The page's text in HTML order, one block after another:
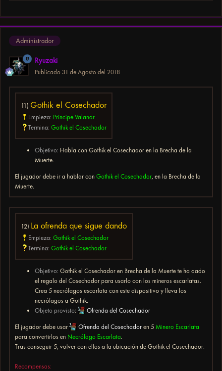
Administrador
Ryuzaki
Publicado 31 de Agosto del 2018
11) Gothik el Cosechador
Empieza: Príncipe Valanar
Termina: Gothik el Cosechador
Objetivo: Habla con Gothik el Cosechador en la Brecha de la
Muerte.
El jugador debe ir a hablar con Gothik el Cosechador, en la Brecha de la
Muerte.
12) La ofrenda que sigue dando
Empieza: Gothik el Cosechador
Termina: Gothik el Cosechador
Objetivo: Gothik el Cosechador en Brecha de la Muerte te ha dado
el regalo del Cosechador para usarlo con los mineros escarlatas.
Crea 5 necrófagos escarlata con este dispositivo y lleva los
necrófagos a Gothik.
Objeto provisto: Ofrenda del Cosechador
El jugador debe usar Ofrenda del Cosechador en 5 Minero Escarlata
para convertirlos en Necrófago Escarlata.
Tras conseguir 5, volver con ellos a la ubicación de Gothik el Cosechador.
Recompensas: